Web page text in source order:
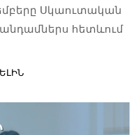
Սկաուտական
հետևում